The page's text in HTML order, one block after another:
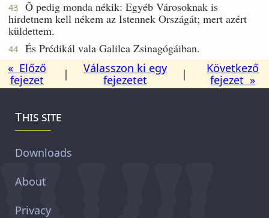
43
Õ pedig monda nékik: Egyéb Városoknak is
hirdetnem kell nékem az Istennek Országát; mert azért
küldettem.
44
És Prédikál vala Galilea Zsinagógáiban.
« Előző
fejezet
|
Válasszon ki egy
fejezetet
|
Következő
fejezet »
This site
Downloads
About
Privacy